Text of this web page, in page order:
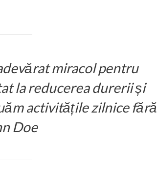
miracol pentru
la reducerea durerii și
activitățile zilnice fără
Doe